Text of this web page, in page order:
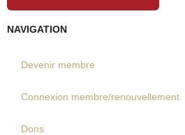
NAVIGATION
Devenir membre
Connexion membre/renouvellement
Dons